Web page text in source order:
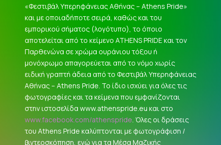
«Φεστιβάλ Υπερηφάνειας Αθήνας – Athens Pride»
και με οποιαδήποτε σειρά, καθώς και του
εμπορικού σήματος (λογότυπο), το όποιο
αποτελείται από το κείμενο ATHENS PRIDE και τον
Παρθενώνα σε χρώμα ουράνιου τόξου ή
μονόχρωμο απαγορεύεται από το νόμο χωρίς
ειδική γραπτή άδεια από το Φεστιβάλ Υπερηφάνειας
Αθήνας – Athens Pride. Το ίδιο ισχύει για όλες τις
φωτογραφίες και τα κείμενα που εμφανίζονται
στην ιστοσελίδα www.athenspride.eu και στο
www.facebook.com/athenspride. Όλες οι δράσεις
του Athens Pride καλύπτονται με φωτογράφιση /
βιντεοσκόπηση, ενώ για τα Μέσα Μαζικής